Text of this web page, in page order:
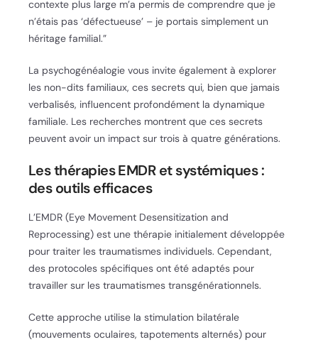
contexte plus large m’a permis de comprendre que je
n’étais pas ‘défectueuse’ – je portais simplement un
héritage familial.”
La psychogénéalogie vous invite également à explorer
les non-dits familiaux, ces secrets qui, bien que jamais
verbalisés, influencent profondément la dynamique
familiale. Les recherches montrent que ces secrets
peuvent avoir un impact sur trois à quatre générations.
Les thérapies EMDR et systémiques :
des outils efficaces
L’EMDR (Eye Movement Desensitization and
Reprocessing) est une thérapie initialement développée
pour traiter les traumatismes individuels. Cependant,
des protocoles spécifiques ont été adaptés pour
travailler sur les traumatismes transgénérationnels.
Cette approche utilise la stimulation bilatérale
(mouvements oculaires, tapotements alternés) pour